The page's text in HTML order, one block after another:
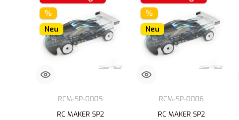
%
Neu
RCM-SP-0005
RC MAKER SP2
%
Neu
RCM-SP-0006
RC MAKER SP2